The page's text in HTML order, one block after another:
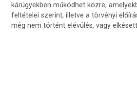
kárügyekben működhet közre,
feltételei szerint, illetve a törvényi
még nem történt elévülés, vagy